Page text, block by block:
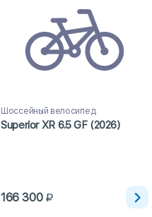
Шоссейный велосипед
Superior XR 6.5 GF (2026)
166 300